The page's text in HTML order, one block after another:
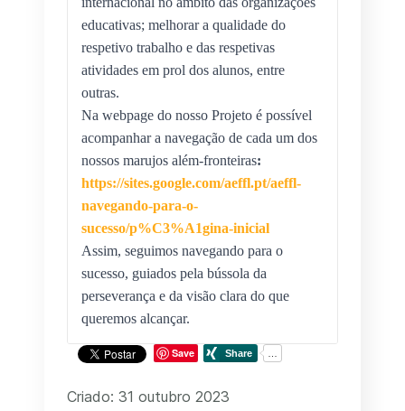
educativas; melhorar a qualidade do
respetivo trabalho e das respetivas
atividades em prol dos alunos, entre
outras.
Na webpage do nosso Projeto é possível
acompanhar a navegação de cada um dos
nossos marujos além-fronteiras
https://sites.google.com/aeffl.pt/aeffl-
navegando-para-o-
sucesso/p%C3%A1gina-inicial
Assim, seguimos navegando para o
sucesso, guiados pela bússola da
perseverança e da visão clara do que
queremos alcançar.
Save
Criado: 31 outubro 2023